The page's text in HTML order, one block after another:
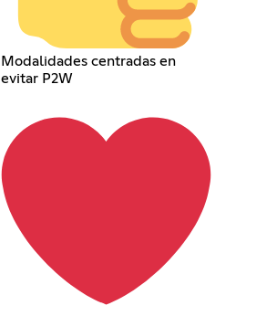
Modalidades centradas en
evitar P2W